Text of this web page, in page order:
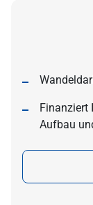
Finanziert
Aufbau